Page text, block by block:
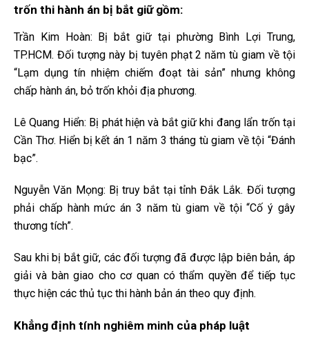
trốn thi hành án bị bắt giữ gồm:
Trần Kim Hoàn: Bị bắt giữ tại phường Bình Lợi Trung,
TP.HCM. Đối tượng này bị tuyên phạt 2 năm tù giam về tội
“Lạm dụng tín nhiệm chiếm đoạt tài sản” nhưng không
chấp hành án, bỏ trốn khỏi địa phương.
Lê Quang Hiển: Bị phát hiện và bắt giữ khi đang lẩn trốn tại
Cần Thơ. Hiển bị kết án 1 năm 3 tháng tù giam về tội “Đánh
bạc”.
Nguyễn Văn Mọng: Bị truy bắt tại tỉnh Đắk Lắk. Đối tượng
phải chấp hành mức án 3 năm tù giam về tội “Cố ý gây
thương tích”.
Sau khi bị bắt giữ, các đối tượng đã được lập biên bản, áp
giải và bàn giao cho cơ quan có thẩm quyền để tiếp tục
thực hiện các thủ tục thi hành bản án theo quy định.
Khẳng định tính nghiêm minh của pháp luật